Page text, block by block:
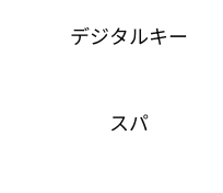
デジタルキー
スパ